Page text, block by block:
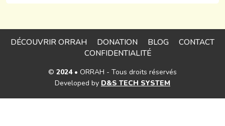
© 2024• ORRAH - Tous droits réservés
Developed by D&S TECH SYSTEM
DÉCOUVRIR ORRAH DONATION BLOG
CONTACT
CONFIDENTIALITÉ